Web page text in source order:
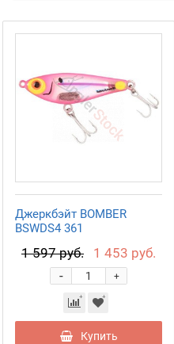
Джеркбэйт BOMBER
BSWDS4 361
1 597 руб. 1 453 руб.
+
-
Купить